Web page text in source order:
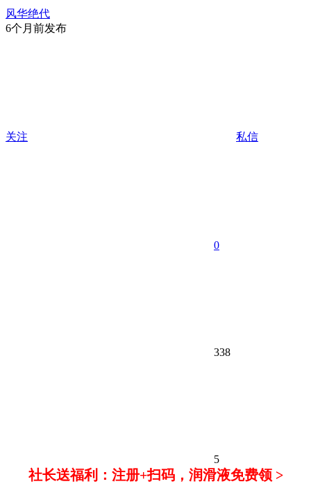
风华绝代
6个月前发布
关注 私信
0
338
5
社长送福利：注册+扫码，润滑液免费领 >